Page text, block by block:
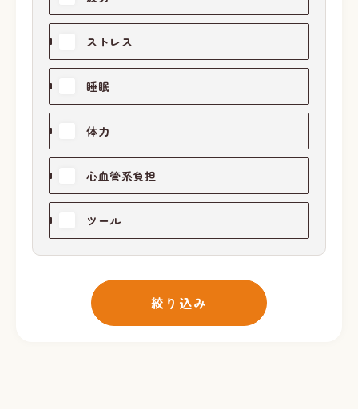
ストレス
睡眠
体力
心血管系負担
ツール
絞り込み